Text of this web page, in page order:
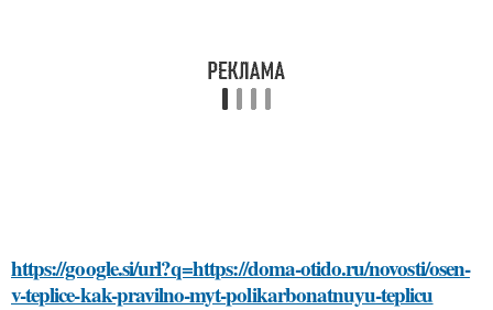
https://google.si/url?q=https://doma-otido.ru/novosti/osen-
v-teplice-kak-pravilno-myt-polikarbonatnuyu-teplicu